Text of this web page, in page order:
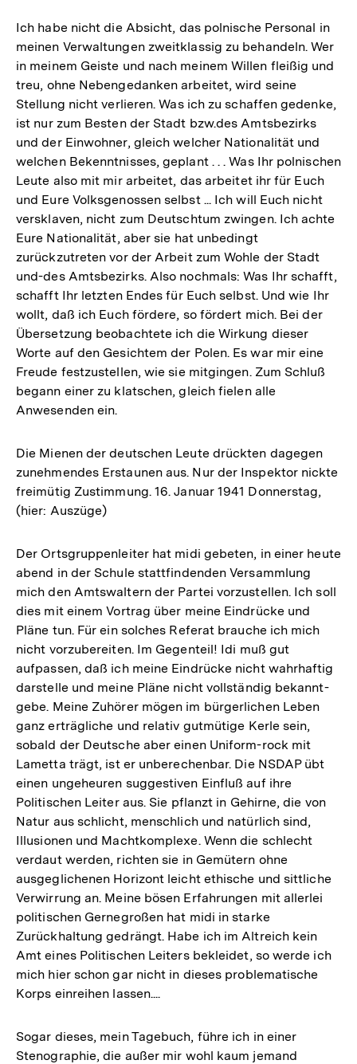
Ich habe nicht die Absicht, das polnische Personal in
meinen Verwaltungen zweitklassig zu behandeln. Wer
in meinem Geiste und nach meinem Willen fleißig und
treu, ohne Nebengedanken arbeitet, wird seine
Stellung nicht verlieren. Was ich zu schaffen gedenke,
ist nur zum Besten der Stadt bzw.des Amtsbezirks
und der Einwohner, gleich welcher Nationalität und
welchen Bekenntnisses, geplant . . . Was Ihr polnischen
Leute also mit mir arbeitet, das arbeitet ihr für Euch
und Eure Volksgenossen selbst ... Ich will Euch nicht
versklaven, nicht zum Deutschtum zwingen. Ich achte
Eure Nationalität, aber sie hat unbedingt
zurückzutreten vor der Arbeit zum Wohle der Stadt
und-des Amtsbezirks. Also nochmals: Was Ihr schafft,
schafft Ihr letzten Endes für Euch selbst. Und wie Ihr
wollt, daß ich Euch fördere, so fördert mich. Bei der
Übersetzung beobachtete ich die Wirkung dieser
Worte auf den Gesichtem der Polen. Es war mir eine
Freude festzustellen, wie sie mitgingen. Zum Schluß
begann einer zu klatschen, gleich fielen alle
Anwesenden ein.
Die Mienen der deutschen Leute drückten dagegen
zunehmendes Erstaunen aus. Nur der Inspektor nickte
freimütig Zustimmung. 16. Januar 1941 Donnerstag,
(hier: Auszüge)
Der Ortsgruppenleiter hat midi gebeten, in einer heute
abend in der Schule stattfindenden Versammlung
mich den Amtswaltern der Partei vorzustellen. Ich soll
dies mit einem Vortrag über meine Eindrücke und
Pläne tun. Für ein solches Referat brauche ich mich
nicht vorzubereiten. Im Gegenteil! Idi muß gut
aufpassen, daß ich meine Eindrücke nicht wahrhaftig
darstelle und meine Pläne nicht vollständig bekannt-
gebe. Meine Zuhörer mögen im bürgerlichen Leben
ganz erträgliche und relativ gutmütige Kerle sein,
sobald der Deutsche aber einen Uniform-rock mit
Lametta trägt, ist er unberechenbar. Die NSDAP übt
einen ungeheuren suggestiven Einfluß auf ihre
Politischen Leiter aus. Sie pflanzt in Gehirne, die von
Natur aus schlicht, menschlich und natürlich sind,
Illusionen und Machtkomplexe. Wenn die schlecht
verdaut werden, richten sie in Gemütern ohne
ausgeglichenen Horizont leicht ethische und sittliche
Verwirrung an. Meine bösen Erfahrungen mit allerlei
politischen Gernegroßen hat midi in starke
Zurückhaltung gedrängt. Habe ich im Altreich kein
Amt eines Politischen Leiters bekleidet, so werde ich
mich hier schon gar nicht in dieses problematische
Korps einreihen lassen....
Sogar dieses, mein Tagebuch, führe ich in einer
Stenographie, die außer mir wohl kaum jemand